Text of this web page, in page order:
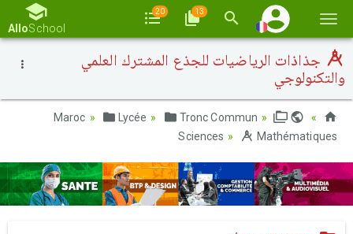
la
AlloSchool
20 13
جذاذات الرياضيات للجذع المشترك العلمي
والتكنولوجي
Lycée
Tronc Commun
Sciences
Mathématiques